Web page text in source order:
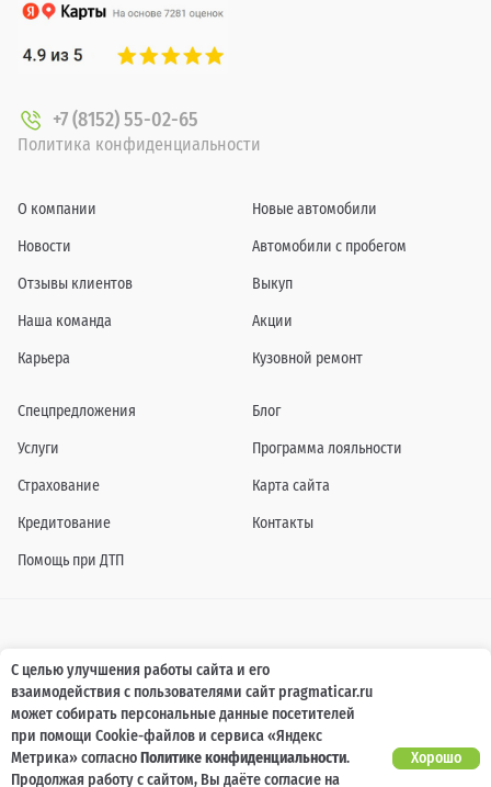
+7 (8152) 55-02-65
Политика конфиденциальности
О компании
Новости
Отзывы клиентов
Наша команда
Карьера
Новые автомобили
Автомобили с пробегом
Выкуп
Акции
Кузовной ремонт
Спецпредложения
Услуги
Страхование
Кредитование
Помощь при ДТП
Блог
Программа лояльности
Карта сайта
Контакты
Информация о технических характеристиках, составе комплектаций, цветовой
гамме и стоимости автомобилей, а также действующих акциях, сроках и условиях
их проведения, указанных на сайте www.pragmaticar.ru, носит информационный
характер и ни при каких условиях не является публичной офертой,
определяемой положениями пунктом 2 статьи 437 Гражданского кодекса
Российской Федерации. Для получения подробной информации обращайтесь к
специалистам нашей компании.
С целью улучшения работы сайта и его
взаимодействия с пользователями сайт pragmaticar.ru
может собирать персональные данные посетителей
при помощи Cookie-файлов и сервиса «Яндекс
Метрика» согласноПолитике конфиденциальности.
Продолжая работу с сайтом, Вы даёте согласие на
Хорошо